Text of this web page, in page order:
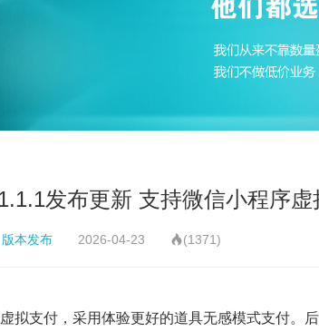
发布更新 支持微信小程序虚
版本发布 2026-04-23 (1371)
拟支付，采用体验更好的道具无感模式支付。